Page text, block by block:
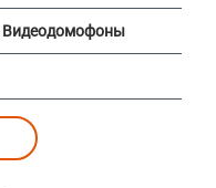
Видеодомофоны